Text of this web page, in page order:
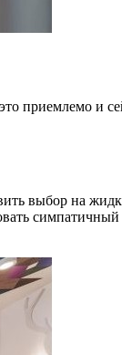
приемлемо и
выбор на
симпатичный